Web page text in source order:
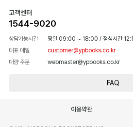
고객센터
1544-9020
상담가능시간 평일 09:00 ~ 18:00 / 점심시간
대표 메일
customer@ypbooks.co.kr
대량 주문
webmaster@ypbooks.co.kr
FAQ
이용약관